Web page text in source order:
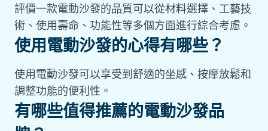
評價一款電動沙發的品質可以從材料選擇、工藝技
術、使用壽命、功能性等多個方面進行綜合考慮。
使用電動沙發的心得有哪些？
使用電動沙發可以享受到舒適的坐感、按摩放鬆和
調整功能的便利性。
有哪些值得推薦的電動沙發品